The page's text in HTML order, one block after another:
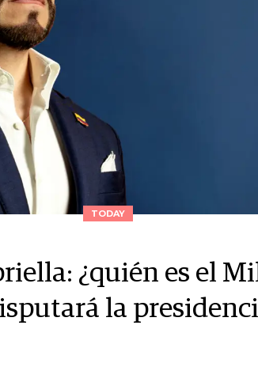
TODAY
¿quién es el
la